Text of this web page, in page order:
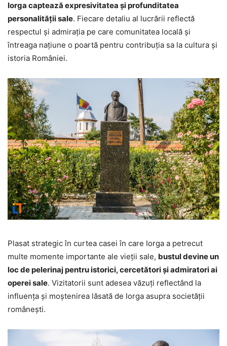
Iorga captează expresivitatea și profunditatea
personalității sale. Fiecare detaliu al lucrării reflectă
respectul și admirația pe care comunitatea locală și
întreaga națiune o poartă pentru contribuția sa la cultura și
istoria României.
Plasat strategic în curtea casei în care Iorga a petrecut
multe momente importante ale vieții sale, bustul devine un
loc de pelerinaj pentru istorici, cercetători și admiratori ai
operei sale. Vizitatorii sunt adesea văzuți reflectând la
influența și moștenirea lăsată de Iorga asupra societății
românești.